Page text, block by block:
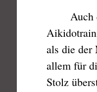
Auch
als die der
allem für
Stolz